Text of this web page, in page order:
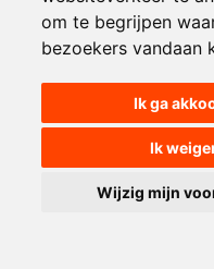
om te begrijpen
bezoekers vandaan
Ik ga
Ik
Wijzig mijn
Rob De Nijs
Kronenburg park
Rob De Nijs